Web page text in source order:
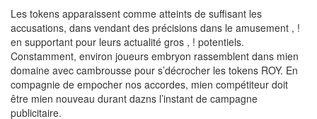
Les tokens apparaissent comme atteints de suffisant les
accusations, dans vendant des précisions dans le amusement , !
en supportant pour leurs actualité gros , ! potentiels.
Constamment, environ joueurs embryon rassemblent dans mien
domaine avec cambrousse pour s’décrocher les tokens ROY. En
compagnie de empocher nos accordes, mien compétiteur doit
être mien nouveau durant dazns l’instant de campagne
publicitaire.